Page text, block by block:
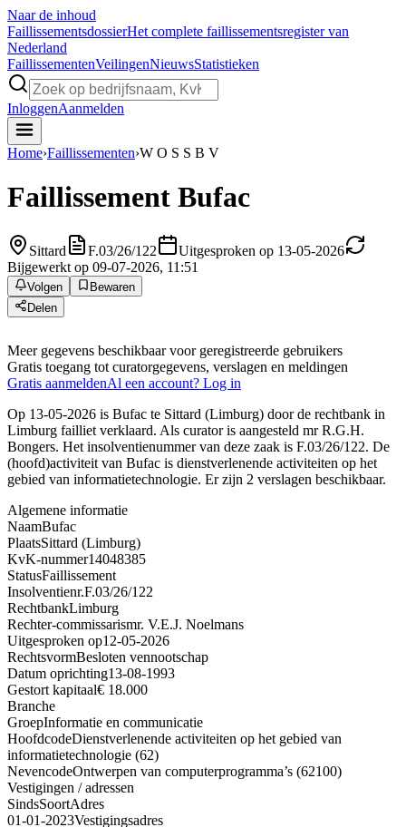
Naar de inhoud
FaillissementsdossierHet complete faillissementsregister van
Nederland
FaillissementenVeilingenNieuwsStatistieken
InloggenAanmelden
Home›Faillissementen›W O S S B V
Faillissement Bufac
Sittard F.03/26/122
Uitgesproken op 13-05-2026
Bijgewerkt op 09-07-2026, 11:51
Volgen
Bewaren
Delen
Meer gegevens beschikbaar voor geregistreerde gebruikers
Gratis toegang tot curatorgegevens, verslagen en meldingen
Gratis aanmeldenAl een account? Log in
Op 13-05-2026 is Bufac te Sittard (Limburg) door de rechtbank in
Limburg failliet verklaard. Als curator is aangesteld mr R.G.H.
Bongers. Het insolventienummer van deze zaak is F.03/26/122. De
(hoofd)activiteit van Bufac is dienstverlenende activiteiten op het
gebied van informatietechnologie. Er zijn 2 verslagen beschikbaar.
Algemene informatie
NaamBufac
PlaatsSittard (Limburg)
KvK-nummer14048385
StatusFaillissement
Insolventienr.F.03/26/122
RechtbankLimburg
Rechter-commissarismr. V.E.J. Noelmans
Uitgesproken op12-05-2026
RechtsvormBesloten vennootschap
Datum oprichting13-08-1993
Gestort kapitaal€ 18.000
Branche
GroepInformatie en communicatie
HoofdcodeDienstverlenende activiteiten op het gebied van
informatietechnologie (62)
NevencodeOntwerpen van computerprogramma’s (62100)
Vestigingen / adressen
SindsSoortAdres
01-01-2023Vestigingsadres